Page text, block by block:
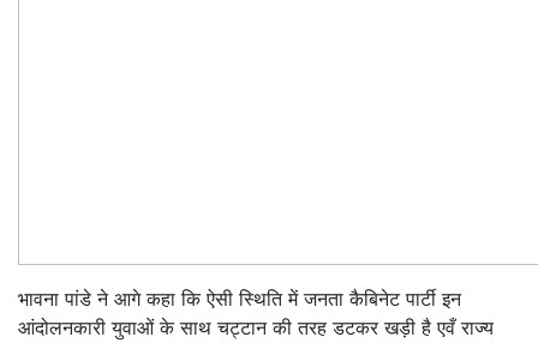
भावना पांडे ने आगे कहा कि ऐसी स्थिति में जनता कैबिनेट पार्टी इन
आंदोलनकारी युवाओं के साथ चट्टान की तरह डटकर खड़ी है एवँ राज्य